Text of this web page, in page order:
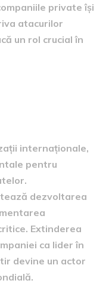
private își
atacurilor
un rol crucial în
internaționale,
pentru
dezvoltarea
Extinderea
ca lider în
devine un actor